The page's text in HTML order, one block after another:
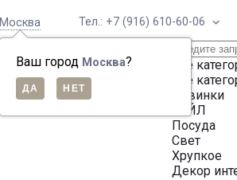
Москва
Ваш город Москва?
Тел.: +7 (916) 610-60-06
Все
Все
Новинки
СЕЙЛ
Посуда
Свет
Хрупкое
Декор